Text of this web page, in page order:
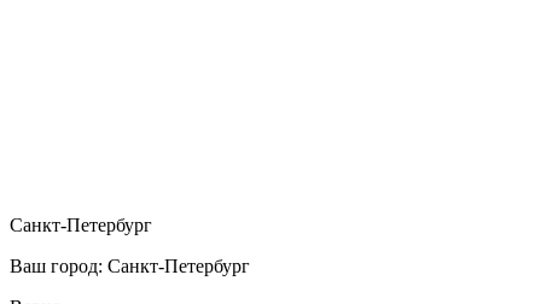
Санкт-Петербург
Ваш город: Санкт-Петербург